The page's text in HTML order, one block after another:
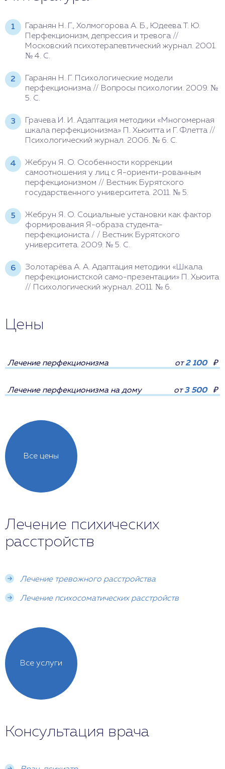
Гаранян Н. Г., Холмогорова А. Б., Юдеева Т. Ю.
Перфекционизм, депрессия и тревога //
Московский психотерапевтический журнал. 2001.
№ 4. С.
Гаранян Н. Г. Психологические модели
перфекционизма // Вопросы психологии. 2009. №
5. С.
Грачева И. И. Адаптация методики «Многомерная
шкала перфекционизма» П. Хьюитта и Г. Флетта //
Психологический журнал. 2006. № 6. С.
Жебрун Я. О. Особенности коррекции
самоотношения у лиц с Я-ориенти-рованным
перфекционизмом // Вестник Бурятского
государственного университета. 2011. № 5.
Жебрун Я. О. Социальные установки как фактор
формирования Я-образа студента-
перфекциониста / / Вестник Бурятского
университета. 2009. № 5. С.
Золотарёва А. А. Адаптация методики «Шкала
перфекционистской само-презентации» П. Хьюита
// Психологический журнал. 2011. № 6.
Цены
Все цены
Лечение перфекционизма от2 100 ₽
Лечение перфекционизма на дому от3 500 ₽
Лечение психических
расстройств
Лечение тревожного расстройства
Лечение психосоматических расстройств
Все услуги
Консультация врача